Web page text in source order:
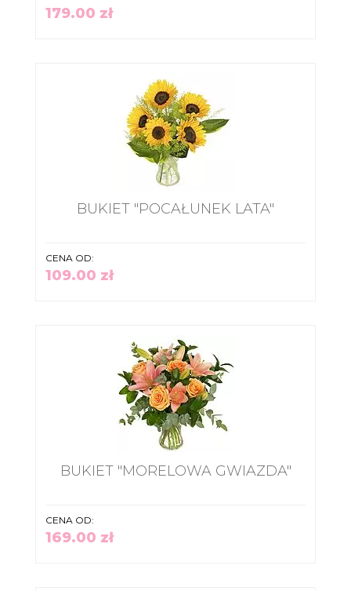
179.00 zł
BUKIET "POCAŁUNEK LATA"
CENA OD:
109.00 zł
BUKIET "MORELOWA GWIAZDA"
CENA OD:
169.00 zł